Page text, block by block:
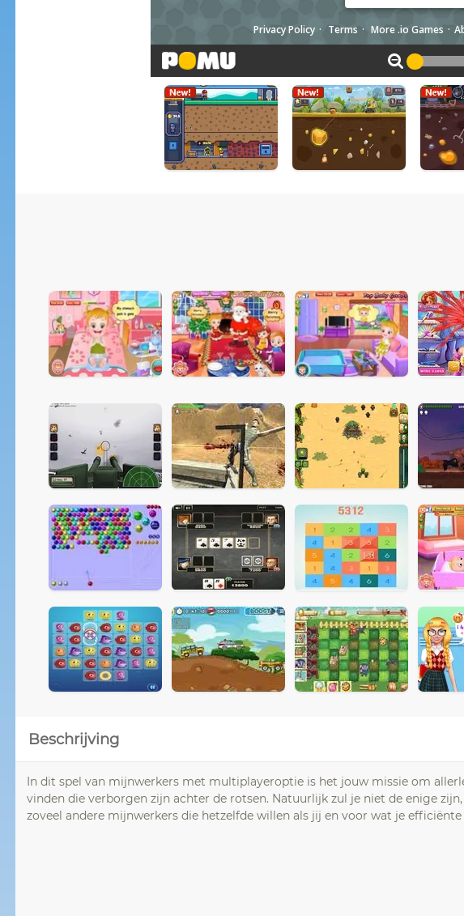
Beschrijving
In dit spel van mijnwerkers met multiplayeroptie is het jouw missie om
vinden die verborgen zijn achter de rotsen. Natuurlijk zul je niet de enige
zoveel andere mijnwerkers die hetzelfde willen als jij en voor wat je efficiënte